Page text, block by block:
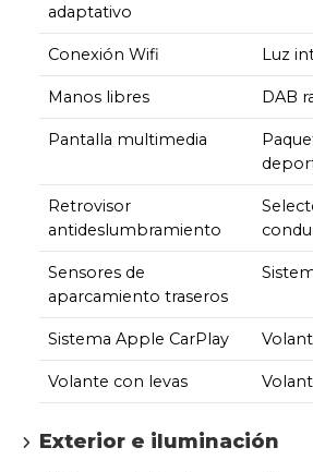
adaptativo
Conexión Wifi Luz
Manos libres DAB
Pantalla multimedia
Retrovisor
antideslumbramiento
Sensores de
aparcamiento traseros
Sistema Apple CarPlay
Volante con levas
Exterior e iluminación